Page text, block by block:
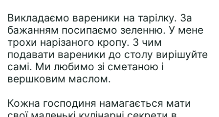
Викладаємо вареники на тарілку. За
бажанням посипаємо зеленню. У мене
трохи нарізаного кропу. З чим
подавати вареники до столу вирішуйте
самі. Ми любимо зі сметаною і
вершковим маслом.
Кожна господиня намагається мати